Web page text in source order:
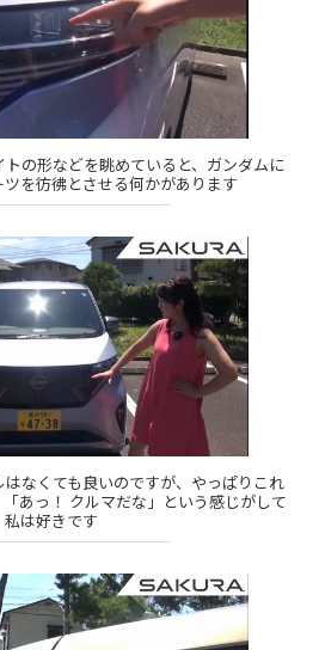
の形などを眺めていると、ガンダムに
を彷彿とさせる何かがあります
なくても良いのですが、やっぱりこれ
あっ！ クルマだな」という感じがして
私は好きです